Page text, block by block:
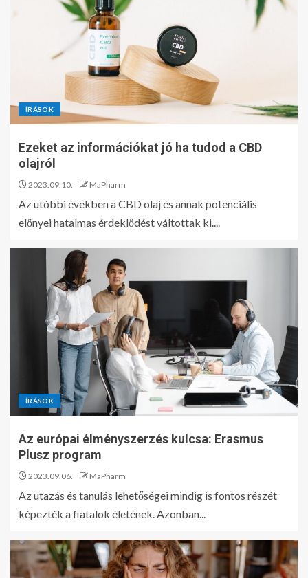
ÍRÁSOK
Ezeket az információkat jó ha tudod a CBD
olajról
2023.09.10. MaPharm
Az utóbbi években a CBD olaj és annak potenciális
előnyei hatalmas érdeklődést váltottak ki....
ÍRÁSOK
Az európai élményszerzés kulcsa: Erasmus
Plusz program
2023.09.06. MaPharm
Az utazás és tanulás lehetőségei mindig is fontos részét
képezték a fiatalok életének. Azonban...